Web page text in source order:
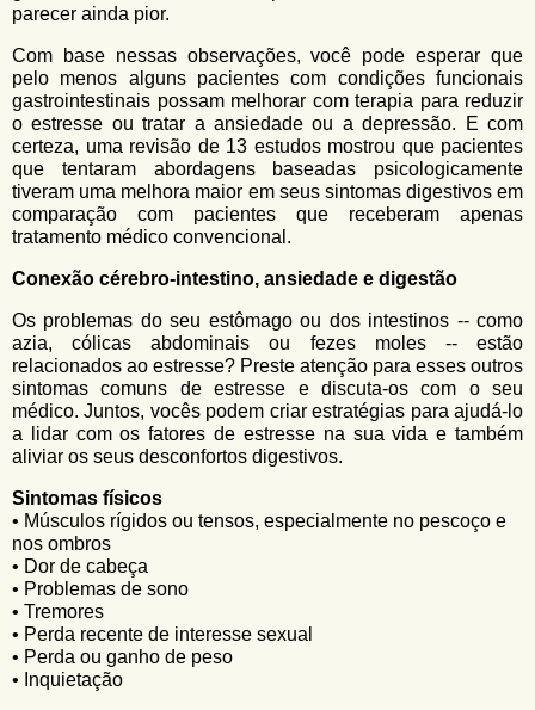
parecer ainda pior.
Com base nessas observações, você pode esperar que
pelo menos alguns pacientes com condições funcionais
gastrointestinais possam melhorar com terapia para reduzir
o estresse ou tratar a ansiedade ou a depressão. E com
certeza, uma revisão de 13 estudos mostrou que pacientes
que tentaram abordagens baseadas psicologicamente
tiveram uma melhora maior em seus sintomas digestivos em
comparação com pacientes que receberam apenas
tratamento médico convencional.
Conexão cérebro-intestino, ansiedade e digestão
Os problemas do seu estômago ou dos intestinos -- como
azia, cólicas abdominais ou fezes moles -- estão
relacionados ao estresse? Preste atenção para esses outros
sintomas comuns de estresse e discuta-os com o seu
médico. Juntos, vocês podem criar estratégias para ajudá-lo
a lidar com os fatores de estresse na sua vida e também
aliviar os seus desconfortos digestivos.
Sintomas físicos
• Músculos rígidos ou tensos, especialmente no pescoço e
nos ombros
• Dor de cabeça
• Problemas de sono
• Tremores
• Perda recente de interesse sexual
• Perda ou ganho de peso
• Inquietação